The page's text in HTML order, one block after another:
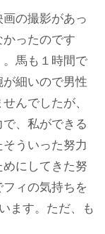
の撮影があっ
ったのです
馬も１時間で
細いので男性
んでしたが、
、私ができる
ういった努力
にしてきた努
ィの気持ちを
ます。ただ、も